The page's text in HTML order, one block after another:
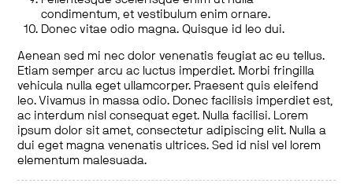
condimentum, et vestibulum enim ornare.
Donec vitae odio magna. Quisque id leo dui.
Aenean sed mi nec dolor venenatis feugiat ac eu tellus.
Etiam semper arcu ac luctus imperdiet. Morbi fringilla
vehicula nulla eget ullamcorper. Praesent quis eleifend
leo. Vivamus in massa odio. Donec facilisis imperdiet est,
ac interdum nisl consequat eget. Nulla facilisi. Lorem
ipsum dolor sit amet, consectetur adipiscing elit. Nulla a
dui eget magna venenatis ultrices. Sed id nisl vel lorem
elementum malesuada.